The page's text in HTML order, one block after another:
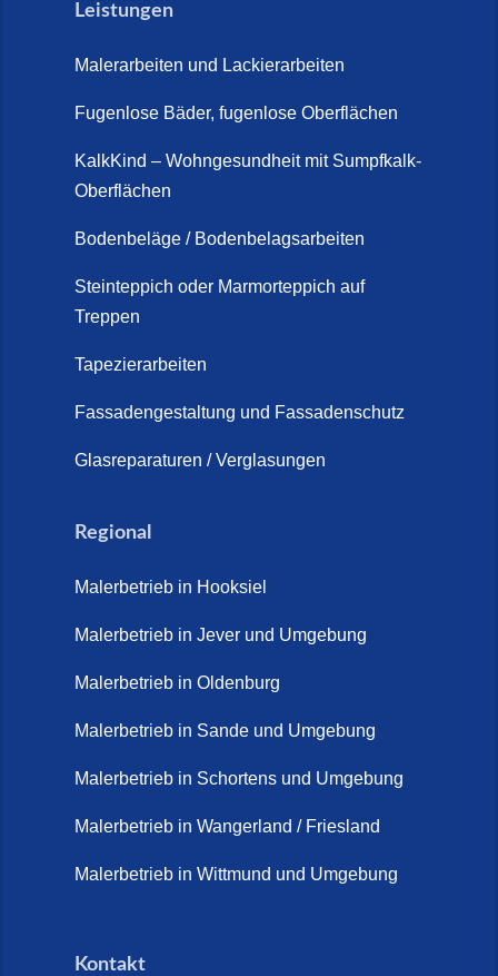
Leistungen
Malerarbeiten und Lackierarbeiten
Fugenlose Bäder, fugenlose Oberflächen
KalkKind – Wohngesundheit mit Sumpfkalk-
Oberflächen
Bodenbeläge / Bodenbelagsarbeiten
Steinteppich oder Marmorteppich auf
Treppen
Tapezierarbeiten
Fassadengestaltung und Fassadenschutz
Glasreparaturen / Verglasungen
Regional
Malerbetrieb in Hooksiel
Malerbetrieb in Jever und Umgebung
Malerbetrieb in Oldenburg
Malerbetrieb in Sande und Umgebung
Malerbetrieb in Schortens und Umgebung
Malerbetrieb in Wangerland / Friesland
Malerbetrieb in Wittmund und Umgebung
Kontakt